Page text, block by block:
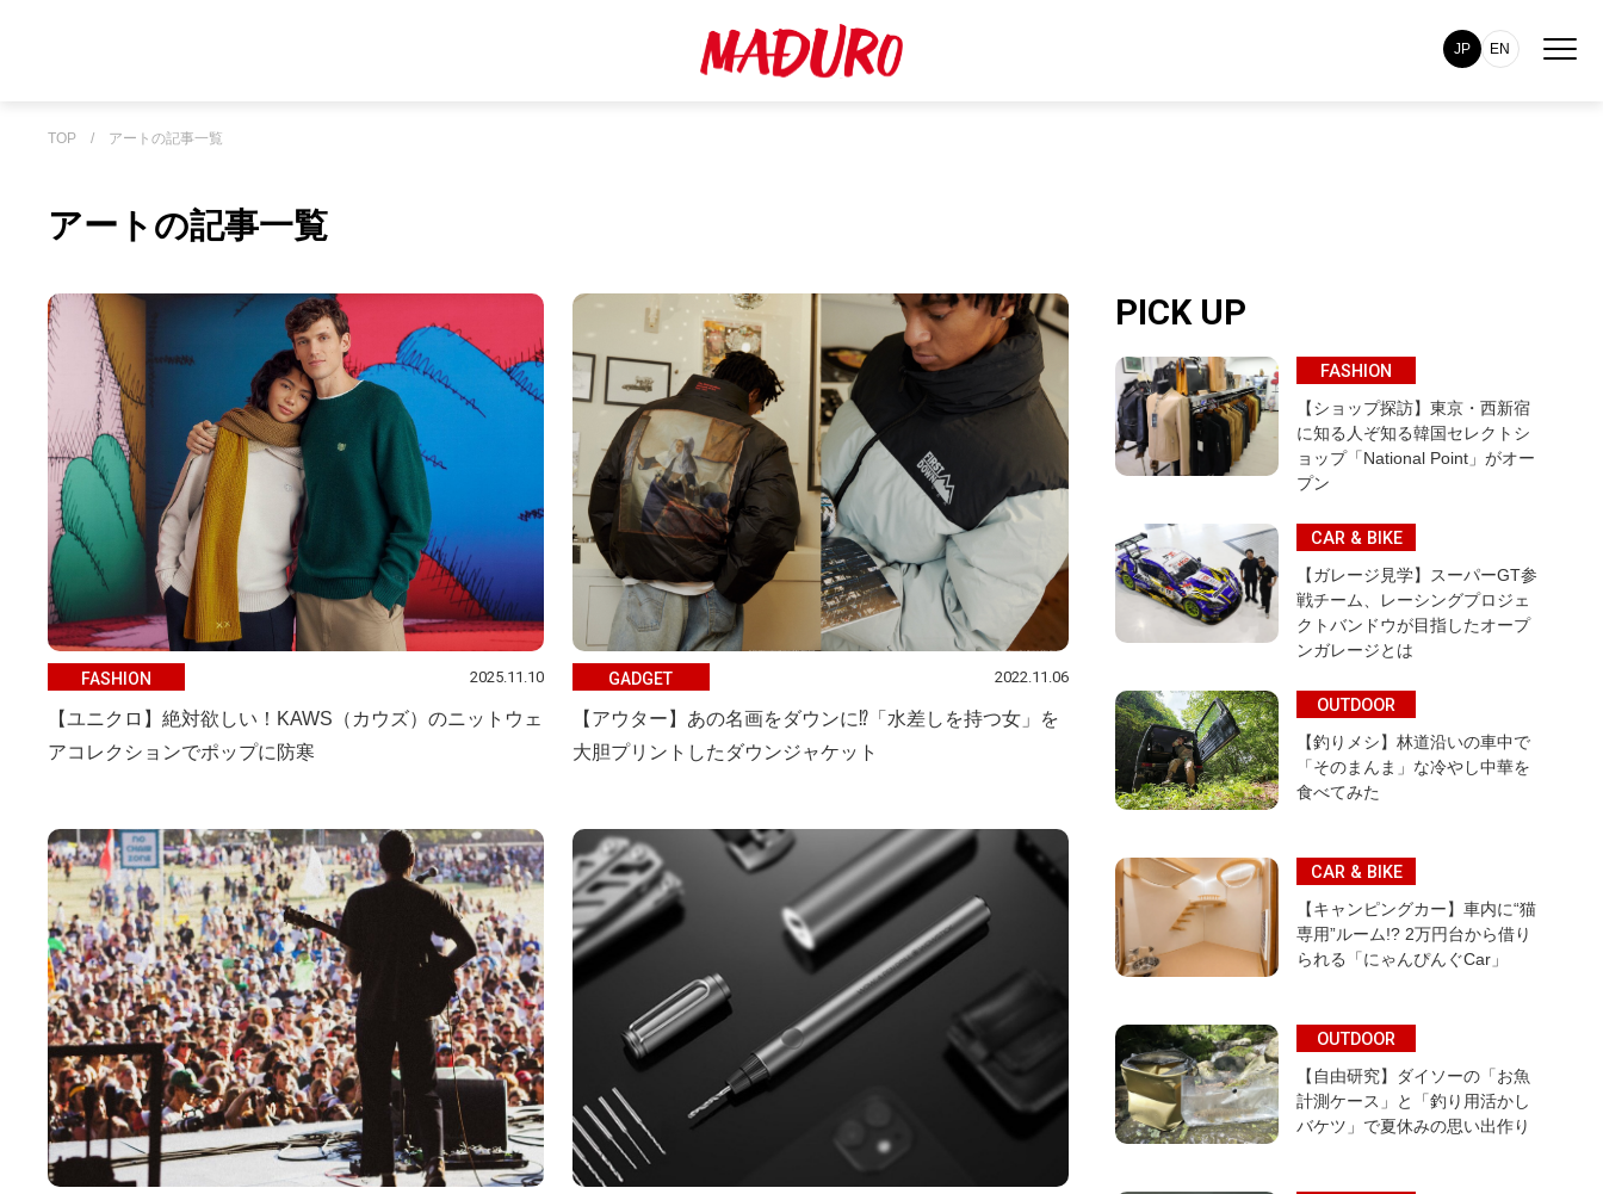
JP EN
TOP / アートの記事一覧
アートの記事一覧
FASHION 2025.11.10
【ユニクロ】絶対欲しい！KAWS（カウズ）のニットウェ
アコレクションでポップに防寒
GADGET 2022.11.06
【アウター】あの名画をダウンに⁉「水差しを持つ女」を
大胆プリントしたダウンジャケット
PICK UP
FASHION
【ショップ探訪】東京・西新宿
に知る人ぞ知る韓国セレクトシ
ョップ「National Point」がオー
プン
CAR & BIKE
【ガレージ見学】スーパーGT参
戦チーム、レーシングプロジェ
クトバンドウが目指したオープ
ンガレージとは
OUTDOOR
【釣りメシ】林道沿いの車中で
「そのまんま」な冷やし中華を
食べてみた
CAR & BIKE
【キャンピングカー】車内に“猫
専用”ルーム!? 2万円台から借り
られる「にゃんぴんぐCar」
OUTDOOR
【自由研究】ダイソーの「お魚
計測ケース」と「釣り用活かし
バケツ」で夏休みの思い出作り